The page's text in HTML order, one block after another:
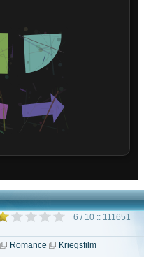
6 / 10 :: 111651
Romance
Kriegsfilm